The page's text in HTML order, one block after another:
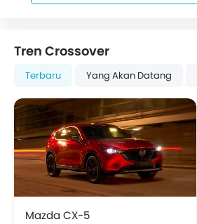
Tren Crossover
Terbaru Yang Akan Datang
Mazda CX-5